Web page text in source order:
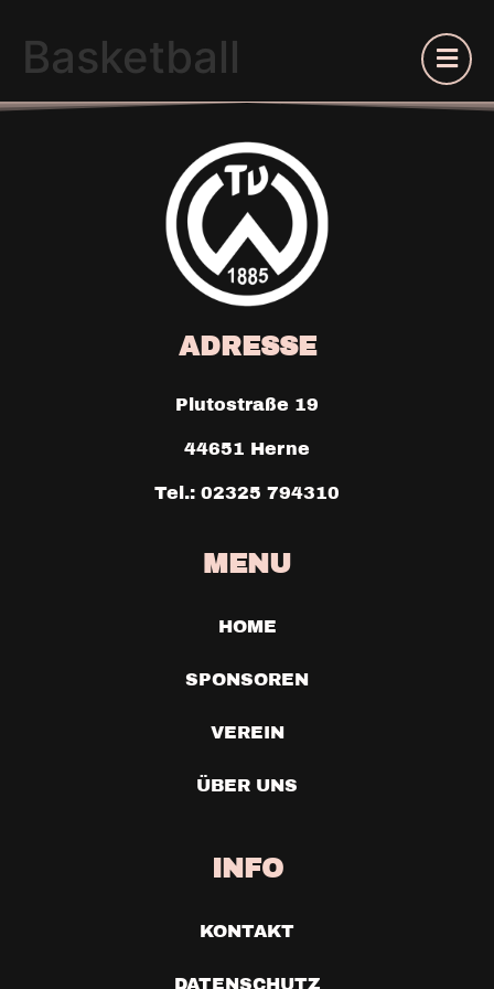
Basketball
ADRESSE
Plutostraße 19
44651 Herne
Tel.: 02325 794310
MENU
HOME
SPONSOREN
VEREIN
ÜBER UNS
INFO
KONTAKT
DATENSCHUTZ